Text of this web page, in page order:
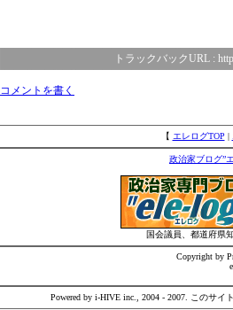
トラックバックURL :
コメントを書く
【 エレログTOP |
政治家ブログ”
国会議員、都道府県
Copyright by
Powered by i-HIVE inc., 2004 - 2007. このサ